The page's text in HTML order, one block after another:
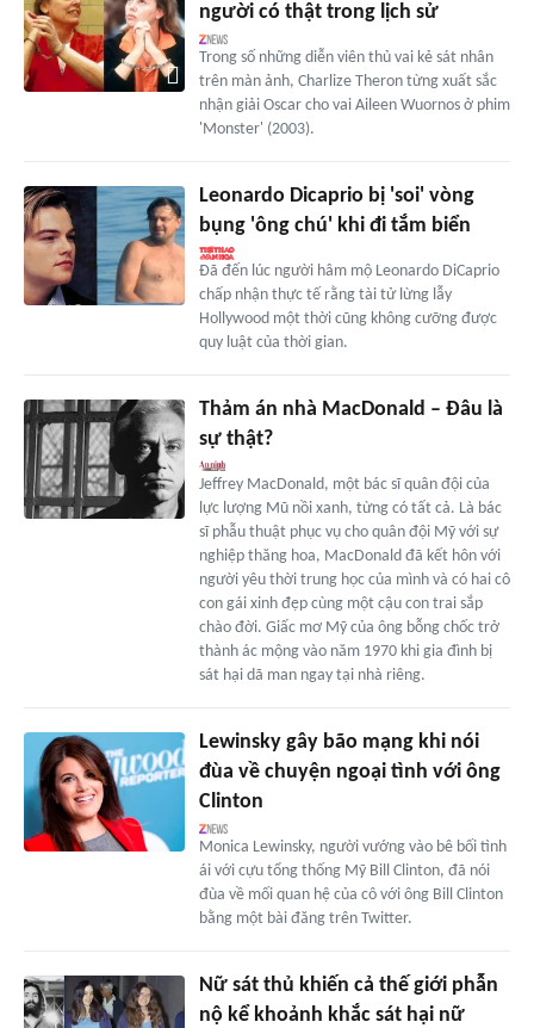
người có thật trong lịch sử
Trong số những diễn viên thủ vai kẻ sát nhân
trên màn ảnh, Charlize Theron từng xuất sắc
nhận giải Oscar cho vai Aileen Wuornos ở phim
'Monster' (2003).
Leonardo Dicaprio bị 'soi' vòng
bụng 'ông chú' khi đi tắm biển
Đã đến lúc người hâm mộ Leonardo DiCaprio
chấp nhận thực tế rằng tài tử lừng lẫy
Hollywood một thời cũng không cưỡng được
quy luật của thời gian.
Thảm án nhà MacDonald – Đâu là
sự thật?
Jeffrey MacDonald, một bác sĩ quân đội của
lực lượng Mũ nồi xanh, từng có tất cả. Là bác
sĩ phẫu thuật phục vụ cho quân đội Mỹ với sự
nghiệp thăng hoa, MacDonald đã kết hôn với
người yêu thời trung học của mình và có hai cô
con gái xinh đẹp cùng một cậu con trai sắp
chào đời. Giấc mơ Mỹ của ông bỗng chốc trở
thành ác mộng vào năm 1970 khi gia đình bị
sát hại dã man ngay tại nhà riêng.
Lewinsky gây bão mạng khi nói
đùa về chuyện ngoại tình với ông
Clinton
Monica Lewinsky, người vướng vào bê bối tình
ái với cựu tổng thống Mỹ Bill Clinton, đã nói
đùa về mối quan hệ của cô với ông Bill Clinton
bằng một bài đăng trên Twitter.
Nữ sát thủ khiến cả thế giới phẫn
nộ kể khoảnh khắc sát hại nữ